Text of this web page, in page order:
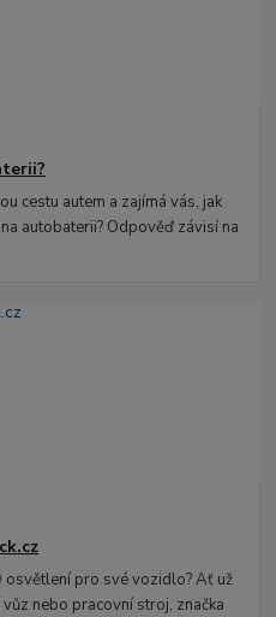
cestu autem a zajímá vás, jak
autobaterii? Odpověď závisí na
osvětlení pro své vozidlo? Ať už
nebo pracovní stroj, značka